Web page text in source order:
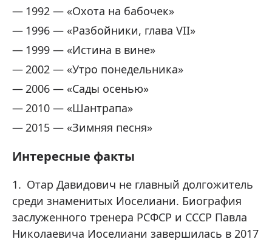
1992 — «Охота на бабочек»
1996 — «Разбойники, глава VII»
1999 — «Истина в вине»
2002 — «Утро понедельника»
2006 — «Сады осенью»
2010 — «Шантрапа»
2015 — «Зимняя песня»
Интересные факты
Отар Давидович не главный долгожитель
среди знаменитых Иоселиани. Биография
заслуженного тренера РСФСР и СССР Павла
Николаевича Иоселиани завершилась в 2017